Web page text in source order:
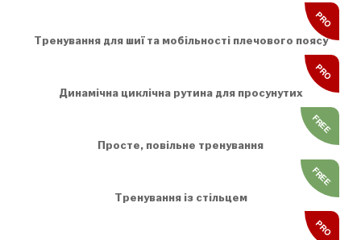
Тренування для шиї та мобільності плечового поясу
PRO
Динамічна циклічна рутина для просунутих
PRO
Просте, повільне тренування
FREE
Тренування із стільцем
FREE
PRO